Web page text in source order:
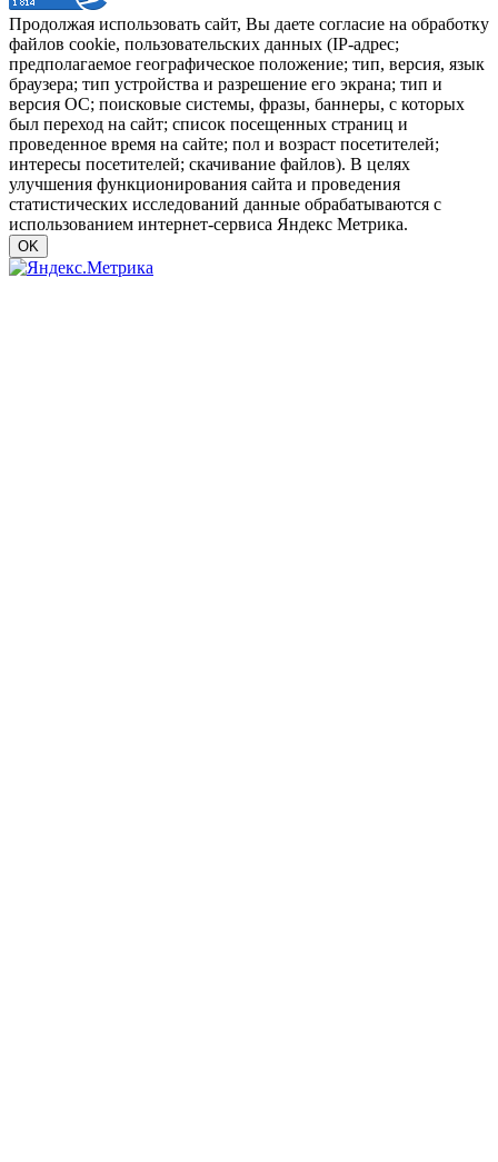
Продолжая использовать сайт, Вы даете согласие на обработку
файлов cookie, пользовательских данных (IP-адрес;
предполагаемое географическое положение; тип, версия, язык
браузера; тип устройства и разрешение его экрана; тип и
версия ОС; поисковые системы, фразы, баннеры, с которых
был переход на сайт; список посещенных страниц и
проведенное время на сайте; пол и возраст посетителей;
интересы посетителей; скачивание файлов). В целях
улучшения функционирования сайта и проведения
статистических исследований данные обрабатываются с
использованием интернет-сервиса Яндекс Метрика.
OK